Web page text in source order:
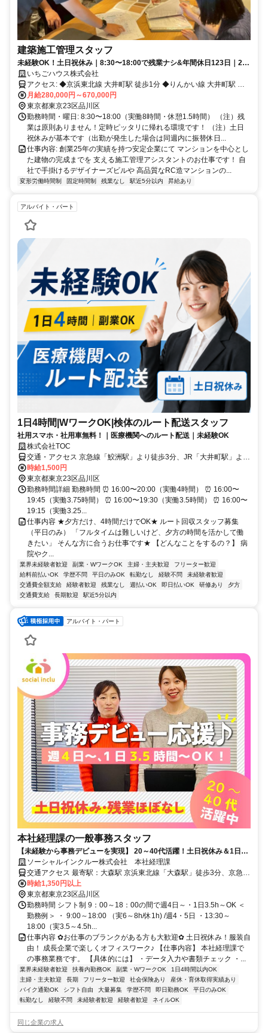
建築施工管理スタッフ
未経験OK！土日祝休み｜8:30〜18:00で残業ナシ&年間休日123日｜20
代〜30代の女性メンバーも多数活躍中！
いちごハウス株式会社
アクセス: ◆京浜東北線 大井町駅 徒歩1分 ◆りんかい線 大井町駅 徒
歩1分 ◆東急大井町線 大井町駅 徒歩1分 ◆東急大井町線 下神明駅 徒
歩10分 ◆京急本線 鮫洲駅 徒歩10分
月給280,000円～670,000円
東京都東京23区品川区
勤務時間・曜日: 8:30〜18:00（実働8時間・休憩1.5時間） （注）残
業は原則ありません！定時ピッタリに帰れる環境です！ （注）土日
祝休みが基本です（出勤が発生した場合は同週内に振替休日...
仕事内容: 創業25年の実績を持つ安定企業にて マンションを中心とし
た建物の完成までを 支える施工管理アシスタントのお仕事です！ 自
社で手掛けるデザイナーズビルや 高品質なRC造マンションの...
変形労働時間制 固定時間制 残業なし 駅近5分以内 昇給あり
アルバイト・パート
1日4時間|WワークOK|検体のルート配送スタッフ
社用スマホ・社用車無料！｜医療機関へのルート配送｜未経験OK
株式会社TOC
交通・アクセス 京急線「鮫洲駅」より徒歩3分、JR「大井町駅」より
徒歩8分、
時給1,500円
東京都東京23区品川区
勤務時間詳細 勤務時間 ⏰ 16:00〜20:00（実働4時間） ⏰ 16:00〜
19:45（実働3.75時間） ⏰ 16:00〜19:30（実働3.5時間） ⏰ 16:00〜
19:15（実働3.25...
仕事内容 ★夕方だけ、4時間だけでOK★ ルート回収スタッフ募集
（平日のみ） 「フルタイムは難しいけど、夕方の時間を活かして働
きたい」 そんな方に合うお仕事です★ 【どんなことをするの？】 病
院やク...
業界未経験者歓迎 副業・WワークOK 主婦・主夫歓迎
フリーター歓迎
給料前払いOK
学歴不問 平日のみOK 転勤なし 経験不問
未経験者歓迎
交通費全額支給
経験者歓迎 残業なし 週払いOK 即日払いOK 研修あり
夕方
交通費支給
長期歓迎 駅近5分以内
アルバイト・パート
本社経理課の一般事務スタッフ
【未経験から事務デビューを実現】 20～40代活躍！土日祝休み＆1日
3.5h～OK！服装自由◎
ソーシャルインクルー株式会社 本社経理課
交通アクセス 最寄駅：大森駅 京浜東北線「大森駅」徒歩3分、京急本
線「大森海岸駅」徒歩7分 【アクセス便利！】 大森（東京都）駅3分
大森海岸駅7分 立会川駅19分 平和島駅21分 西大井駅26分 大井競馬場
前駅27分 馬込駅28分 大井町駅26分 大森町駅27分 鮫洲駅30分
時給1,350円以上
東京都東京23区品川区
勤務時間 シフト制 9：00～18：00の間で週4日～・1日3.5h～OK ＜
勤務例＞ ・ 9:00～18:00 （実6～8h/休1h) /週4・5日 ・13:30～
18:00（実3.5～4.5h...
仕事内容 ✿お仕事のブランクがある方も大歓迎✿ 土日祝休み！服装自
由！ 成長企業で楽しくオフィスワーク♪ 【仕事内容】 本社経理課で
の事務業務です。 【具体的には】 ・データ入力や書類チェック ・...
業界未経験者歓迎 扶養内勤務OK 副業・WワークOK
1日4時間以内OK
主婦・主夫歓迎
長期 フリーター歓迎 社会保険あり
産休・育休取得実績あり
バイク通勤OK
シフト自由 大量募集 学歴不問 即日勤務OK
平日のみOK
転勤なし
経験不問 未経験者歓迎 経験者歓迎 ネイルOK
同じ企業の求人